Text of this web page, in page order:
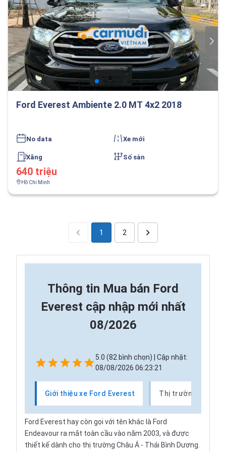
Ford Everest Ambiente 2.0 MT 4x2 2018
No data Xe mới
Xăng Số sàn
640 triệu
Hồ Chí Minh
1 2
Thông tin Mua bán Ford
Everest cập nhập mới nhất
08/2026
5.0 (82 bình chọn) | Cập nhật:
08/08/2026 06:23:21
Giới thiệu xe Ford Everest Thị trường xe
Ford Everest hay còn gọi với tên khác là Ford
Endeavour ra mắt toàn cầu vào năm 2003, và được
thiết kế dành cho thị trường Châu Á - Thái Bình Dương.